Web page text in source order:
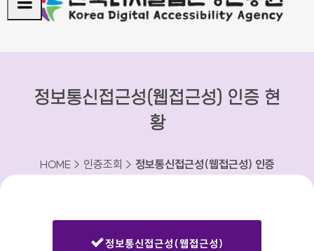
정보통신접근성(웹접근성) 인증 현
황
HOME > 인증조회 > 정보통신접근성(웹접근성) 인증
정보통신접근성(웹접근성)